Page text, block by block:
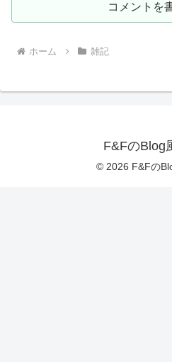
コメントを
ホーム 雑記
F&FのBlog
© 2026 F&Fの